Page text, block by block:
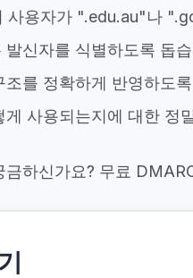
사용자가 ".edu.au"나
신자를 식별하도록 돕
를 정확하게 반영하도
사용되는지에 대한 정
하신가요? 무료